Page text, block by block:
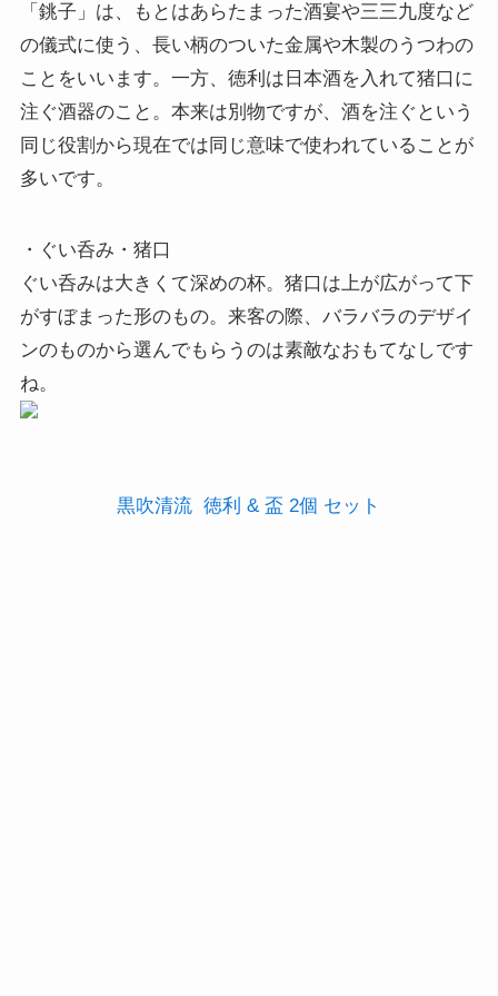
「銚子」は、もとはあらたまった酒宴や三三九度など
の儀式に使う、長い柄のついた金属や木製のうつわの
ことをいいます。一方、徳利は日本酒を入れて猪口に
注ぐ酒器のこと。本来は別物ですが、酒を注ぐという
同じ役割から現在では同じ意味で使われていることが
多いです。
・ぐい呑み・猪口
ぐい呑みは大きくて深めの杯。猪口は上が広がって下
がすぼまった形のもの。来客の際、バラバラのデザイ
ンのものから選んでもらうのは素敵なおもてなしです
ね。
黒吹清流 徳利 & 盃 2個 セット